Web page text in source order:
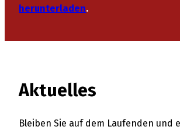
herunterladen.
Aktuelles
Bleiben Sie auf dem Laufenden und